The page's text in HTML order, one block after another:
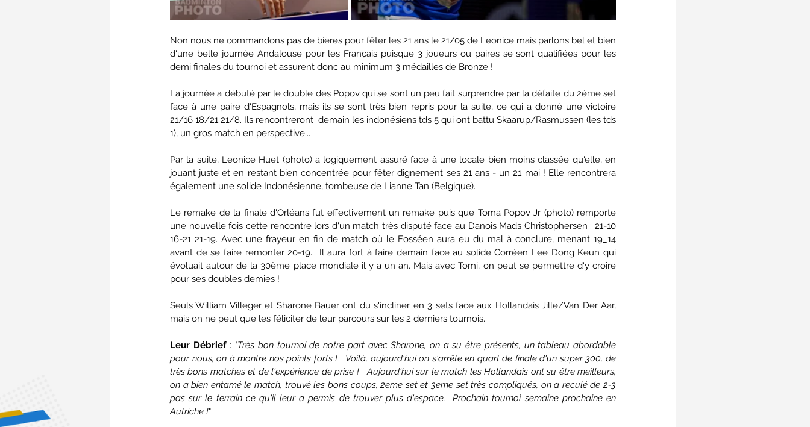
Non nous ne commandons pas de bières pour fêter les 21 ans le 21/05 de Leonice mais parlons bel et bien
d'une belle journée Andalouse pour les Français puisque 3 joueurs ou paires se sont qualifiées pour les
demi finales du tournoi et assurent donc au minimum 3 médailles de Bronze !
La journée a débuté par le double des Popov qui se sont un peu fait surprendre par la défaite du 2ème set
face à une paire d'Espagnols, mais ils se sont très bien repris pour la suite, ce qui a donné une victoire
21/16 18/21 21/8. Ils rencontreront  demain les indonésiens tds 5 qui ont battu Skaarup/Rasmussen (les tds
1), un gros match en perspective...
Par la suite, Leonice Huet (photo) a logiquement assuré face à une locale bien moins classée qu'elle, en
jouant juste et en restant bien concentrée pour fêter dignement ses 21 ans - un 21 mai ! Elle rencontrera
également une solide Indonésienne, tombeuse de Lianne Tan (Belgique).
Le remake de la finale d'Orléans fut effectivement un remake puis que Toma Popov Jr (photo) remporte
une nouvelle fois cette rencontre lors d'un match très disputé face au Danois Mads Christophersen : 21-10
16-21 21-19. Avec une frayeur en fin de match où le Fosséen aura eu du mal à conclure, menant 19_14
avant de se faire remonter 20-19... Il aura fort à faire demain face au solide Corréen Lee Dong Keun qui
évoluait autour de la 30ème place mondiale il y a un an. Mais avec Tomi, on peut se permettre d'y croire
pour ses doubles demies !
Seuls William Villeger et Sharone Bauer ont du s'incliner en 3 sets face aux Hollandais Jille/Van Der Aar,
mais on ne peut que les féliciter de leur parcours sur les 2 derniers tournois.
Leur Débrief : "Très bon tournoi de notre part avec Sharone, on a su être présents, un tableau abordable
pour nous, on à montré nos points forts !   Voilà, aujourd'hui on s'arrête en quart de finale d'un super 300, de
très bons matches et de l'expérience de prise !   Aujourd'hui sur le match les Hollandais ont su être meilleurs,
on a bien entamé le match, trouvé les bons coups, 2eme set et 3eme set très compliqués, on a reculé de 2-3
pas sur le terrain ce qu'il leur a permis de trouver plus d'espace.  Prochain tournoi semaine prochaine en
Autriche !"